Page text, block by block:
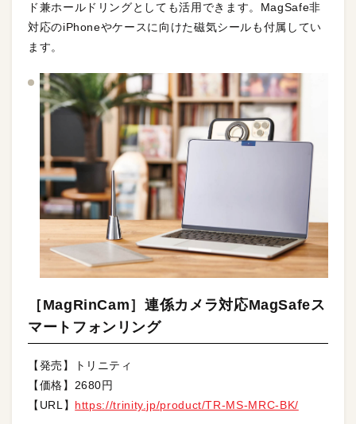
ド兼ホールドリングとしても活用できます。MagSafe非
対応のiPhoneやケースに向けた磁気シールも付属してい
ます。
［MagRinCam］連係カメラ対応MagSafeス
マートフォンリング
【発売】トリニティ
【価格】2680円
【URL】 https://trinity.jp/product/TR-MS-MRC-BK/